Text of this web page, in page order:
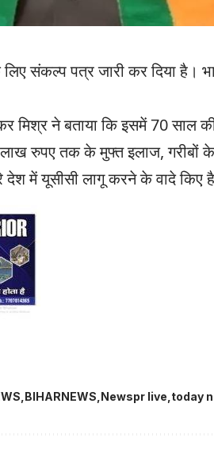
संकल्प पत्र जारी कर दिया है।
मिश्र ने बताया कि इसमें 70 साल
रुपए तक के मुफ्त इलाज, गरीबों
में यूसीसी लागू करने के वादे किए
BIHARNEWS Newspr live today